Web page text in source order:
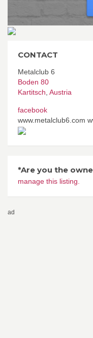
CONTACT
Metalclub 6
Boden 80
Kartitsch Austria
facebook
www.metalclub6.com
*Are you the
manage this listing.
ad